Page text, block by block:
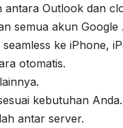
antara Outlook dan
semua akun Google
ke iPhone,
otomatis.
kebutuhan Anda.
antar server.